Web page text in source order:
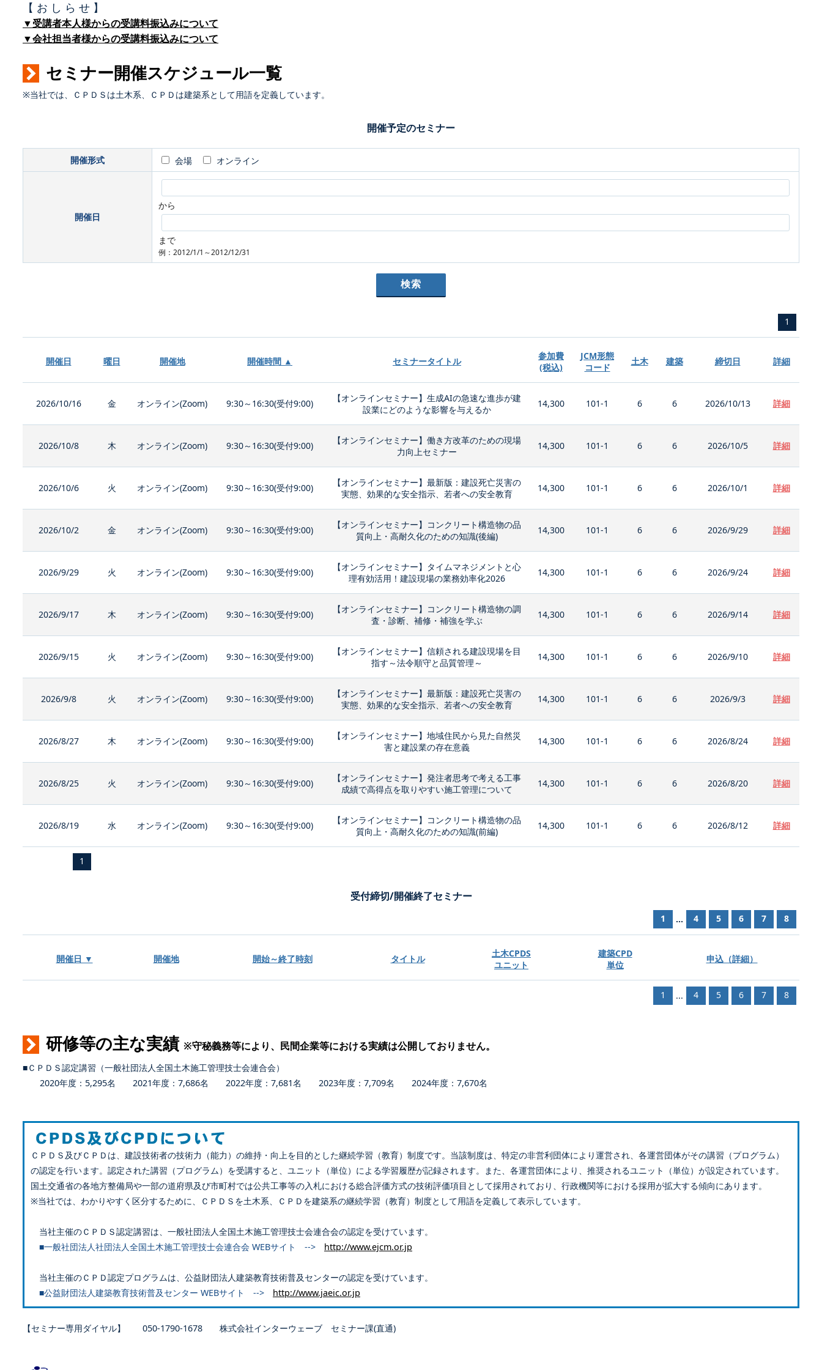
【 お し ら せ 】
▼受講者本人様からの受講料振込みについて
▼会社担当者様からの受講料振込みについて
セミナー開催スケジュール一覧
※当社では、ＣＰＤＳは土木系、ＣＰＤは建築系として用語を定義しています。
開催予定のセミナー
開催形式 会場 オンライン
開催日
から
まで
例：2012/1/1～2012/12/31
1
開催日 曜日 開催地 開催時間 ▲ セミナータイトル
参加費
(税込)
JCM形態
コード
土木 建築 締切日 詳細
2026/10/16 金 オンライン(Zoom) 9:30～16:30(受付9:00)
【オンラインセミナー】生成AIの急速な進歩が建
設業にどのような影響を与えるか
14,300 101-1 6 6 2026/10/13 詳細
2026/10/8 木 オンライン(Zoom) 9:30～16:30(受付9:00)
【オンラインセミナー】働き方改革のための現場
力向上セミナー
14,300 101-1 6 6 2026/10/5 詳細
2026/10/6 火 オンライン(Zoom) 9:30～16:30(受付9:00)
【オンラインセミナー】最新版：建設死亡災害の
実態、効果的な安全指示、若者への安全教育
14,300 101-1 6 6 2026/10/1 詳細
2026/10/2 金 オンライン(Zoom) 9:30～16:30(受付9:00)
【オンラインセミナー】コンクリート構造物の品
質向上・高耐久化のための知識(後編)
14,300 101-1 6 6 2026/9/29 詳細
2026/9/29 火 オンライン(Zoom) 9:30～16:30(受付9:00)
【オンラインセミナー】タイムマネジメントと心
理有効活用！建設現場の業務効率化2026
14,300 101-1 6 6 2026/9/24 詳細
2026/9/17 木 オンライン(Zoom) 9:30～16:30(受付9:00)
【オンラインセミナー】コンクリート構造物の調
査・診断、補修・補強を学ぶ
14,300 101-1 6 6 2026/9/14 詳細
2026/9/15 火 オンライン(Zoom) 9:30～16:30(受付9:00)
【オンラインセミナー】信頼される建設現場を目
指す～法令順守と品質管理～
14,300 101-1 6 6 2026/9/10 詳細
2026/9/8 火 オンライン(Zoom) 9:30～16:30(受付9:00)
【オンラインセミナー】最新版：建設死亡災害の
実態、効果的な安全指示、若者への安全教育
14,300 101-1 6 6 2026/9/3 詳細
2026/8/27 木 オンライン(Zoom) 9:30～16:30(受付9:00)
【オンラインセミナー】地域住民から見た自然災
害と建設業の存在意義
14,300 101-1 6 6 2026/8/24 詳細
2026/8/25 火 オンライン(Zoom) 9:30～16:30(受付9:00)
【オンラインセミナー】発注者思考で考える工事
成績で高得点を取りやすい施工管理について
14,300 101-1 6 6 2026/8/20 詳細
2026/8/19 水 オンライン(Zoom) 9:30～16:30(受付9:00)
【オンラインセミナー】コンクリート構造物の品
質向上・高耐久化のための知識(前編)
14,300 101-1 6 6 2026/8/12 詳細
1
受付締切/開催終了セミナー
1 ... 4 5 6 7 8
開催日 ▼ 開催地 開始～終了時刻 タイトル
土木CPDS
ユニット
建築CPD
単位
申込（詳細）
1 ... 4 5 6 7 8
研修等の主な実績 ※守秘義務等により、民間企業等における実績は公開しておりません。
■ＣＰＤＳ認定講習（一般社団法人全国土木施工管理技士会連合会）
2020年度：5,295名 2021年度：7,686名 2022年度：7,681名 2023年度：7,709名 2024年度：7,670名
ＣＰＤＳ及びＣＰＤは、建設技術者の技術力（能力）の維持・向上を目的とした継続学習（教育）制度です。当該制度は、特定の非営利団体により運営され、各運営団体がその講習（プログラム）
の認定を行います。認定された講習（プログラム）を受講すると、ユニット（単位）による学習履歴が記録されます。また、各運営団体により、推奨されるユニット（単位）が設定されています。
国土交通省の各地方整備局や一部の道府県及び市町村では公共工事等の入札における総合評価方式の技術評価項目として採用されており、行政機関等における採用が拡大する傾向にあります。
※当社では、わかりやすく区分するために、ＣＰＤＳを土木系、ＣＰＤを建築系の継続学習（教育）制度として用語を定義して表示しています。
当社主催のＣＰＤＳ認定講習は、一般社団法人全国土木施工管理技士会連合会の認定を受けています。
■一般社団法人社団法人全国土木施工管理技士会連合会 WEBサイト --> http://www.ejcm.or.jp
当社主催のＣＰＤ認定プログラムは、公益財団法人建築教育技術普及センターの認定を受けています。
■公益財団法人建築教育技術普及センター WEBサイト --> http://www.jaeic.or.jp
【セミナー専用ダイヤル】 050-1790-1678 株式会社インターウェーブ セミナー課(直通)